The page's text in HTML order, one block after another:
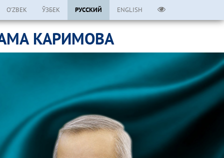
O’ZBEK ЎЗБЕК РУССКИЙ ENGLISH
КАРИМОВА